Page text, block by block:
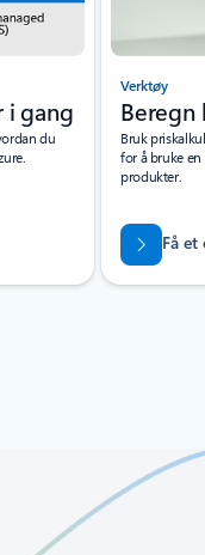
i gang
du
Verktøy
Beregn
Bruk
for å bruke
produkter.
Få et